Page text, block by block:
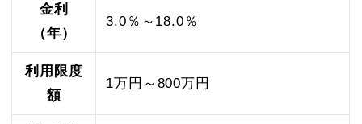
金利
（年）
3.0％～18.0％
利用限度
額
1万円～800万円